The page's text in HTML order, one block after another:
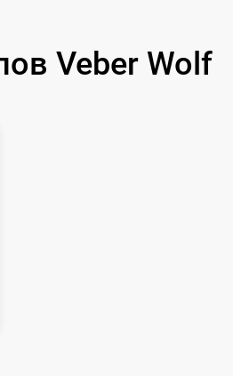
Veber Wolf